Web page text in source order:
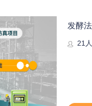
发酵
21